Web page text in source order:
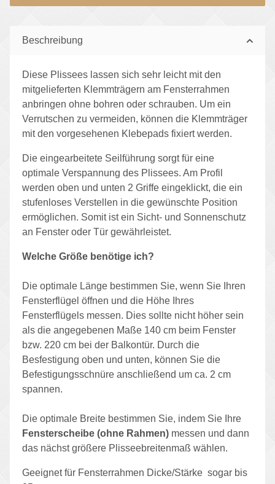
Beschreibung
Diese Plissees lassen sich sehr leicht mit den
mitgelieferten Klemmträgern am Fensterrahmen
anbringen ohne bohren oder schrauben. Um ein
Verrutschen zu vermeiden, können die Klemmträger
mit den vorgesehenen Klebepads fixiert werden.
Die eingearbeitete Seilführung sorgt für eine
optimale Verspannung des Plissees. Am Profil
werden oben und unten 2 Griffe eingeklickt, die ein
stufenloses Verstellen in die gewünschte Position
ermöglichen. Somit ist ein Sicht- und Sonnenschutz
an Fenster oder Tür gewährleistet.
Welche Größe benötige ich?
Die optimale Länge bestimmen Sie, wenn Sie Ihren
Fensterflügel öffnen und die Höhe Ihres
Fensterflügels messen. Dies sollte nicht höher sein
als die angegebenen Maße 140 cm beim Fenster
bzw. 220 cm bei der Balkontür. Durch die
Besfestigung oben und unten, können Sie die
Befestigungsschnüre anschließend um ca. 2 cm
spannen.
Die optimale Breite bestimmen Sie, indem Sie Ihre
Fensterscheibe (ohne Rahmen) messen und dann
das nächst größere Plisseebreitenmaß wählen.
Geeignet für Fensterrahmen Dicke/Stärke sogar bis